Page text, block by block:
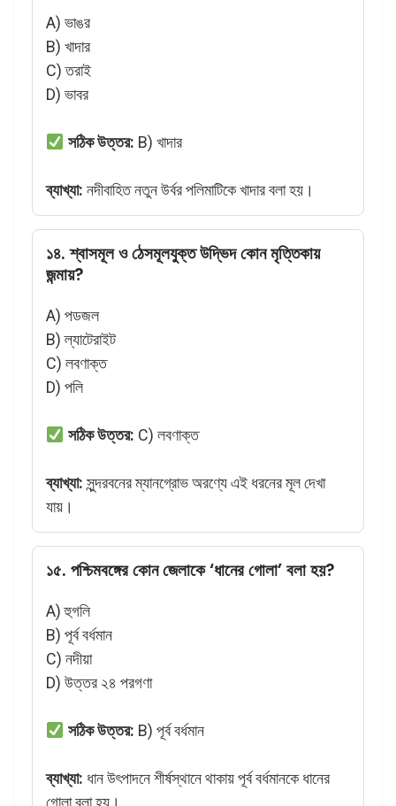
A) ভাঙর
B) খাদার
C) তরাই
D) ভাবর
সঠিক উত্তর: B) খাদার
ব্যাখ্যা: নদীবাহিত নতুন উর্বর পলিমাটিকে খাদার বলা হয়।
১৪. শ্বাসমূল ও ঠেসমূলযুক্ত উদ্ভিদ কোন মৃত্তিকায়
জন্মায়?
A) পডজল
B) ল্যাটেরাইট
C) লবণাক্ত
D) পলি
সঠিক উত্তর: C) লবণাক্ত
ব্যাখ্যা: সুন্দরবনের ম্যানগ্রোভ অরণ্যে এই ধরনের মূল দেখা
যায়।
১৫. পশ্চিমবঙ্গের কোন জেলাকে ‘ধানের গোলা’ বলা হয়?
A) হুগলি
B) পূর্ব বর্ধমান
C) নদীয়া
D) উত্তর ২৪ পরগণা
সঠিক উত্তর: B) পূর্ব বর্ধমান
ব্যাখ্যা: ধান উৎপাদনে শীর্ষস্থানে থাকায় পূর্ব বর্ধমানকে ধানের
গোলা বলা হয়।